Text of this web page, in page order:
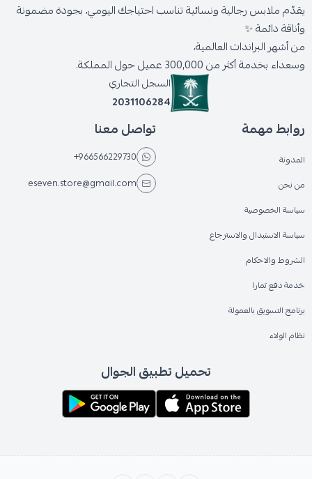
يقدّم ملابس رجالية ونسائية تناسب احتياجك اليومي، بجودة مضمونة
وأناقة دائمة ✨
من أشهر البراندات العالمية،
وسعداء بخدمة أكثر من 300,000 عميل حول المملكة.
السجل التجاري
2031106284
روابط مهمة
المدونة
من نحن
سياسة الخصوصية
سياسة الاستبدال والاسترجاع
الشروط والاحكام
خدمة دفع تمارا
برنامج التسويق بالعمولة
نظام الولاء
تواصل معنا
+966566229730
eseven.store@gmail.com
تحميل تطبيق الجوال